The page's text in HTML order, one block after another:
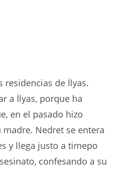
residencias de İlyas.
a İlyas, porque ha
en el pasado hizo
Nedret se entera
y llega justo a timepo
confesando a su